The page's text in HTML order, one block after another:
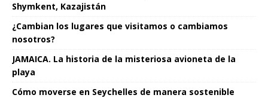
Shymkent, Kazajistán
¿Cambian los lugares que visitamos o cambiamos
nosotros?
JAMAICA. La historia de la misteriosa avioneta de la
playa
Cómo moverse en Seychelles de manera sostenible